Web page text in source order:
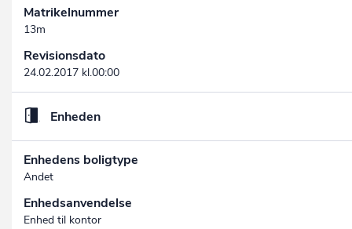
Matrikelnummer
13m
Revisionsdato
24.02.2017 kl.00:00
Enheden
Enhedens boligtype
Andet
Enhedsanvendelse
Enhed til kontor